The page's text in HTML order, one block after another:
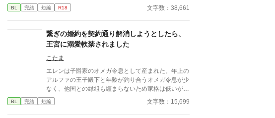
ても天才的な攻めに、後継を望む周囲は多い。 好き
なだけではどうにもならないと理解している受けは、
BL 完結 短編 R18 文字数：38,661
繋ぎの婚約を契約通り解消しようとしたら、
王宮に溺愛軟禁されました
こたま
エレンは子爵家のオメガ令息として産まれた。年上の
アルファの王子殿下と年齢が釣り合うオメガ令息が少
なく、他国との縁組も纏まらないため家格は低いが繋
ぎとして一応婚約をしている。王子のことは兄のよう
に慕っており、初恋の人ではあるけれど、契約終了時
BL 完結 短編 文字数：15,699